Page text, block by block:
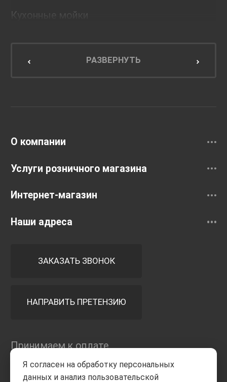
Кухонные мойки
Мебель для кухниРАЗВЕРНУТЬ
О компании
Услуги розничного магазина
Интернет-магазин
Наши адреса
ЗАКАЗАТЬ ЗВОНОК
НАПРАВИТЬ ПРЕТЕНЗИЮ
Принимаем к оплате
Я согласен на обработку персональных
данных и анализ пользовательской